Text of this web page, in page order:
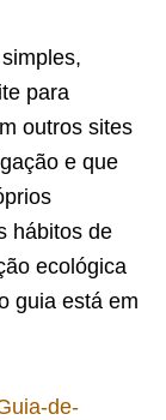
para
outros sites
e que
hábitos de
ecológica
guia está em
de-